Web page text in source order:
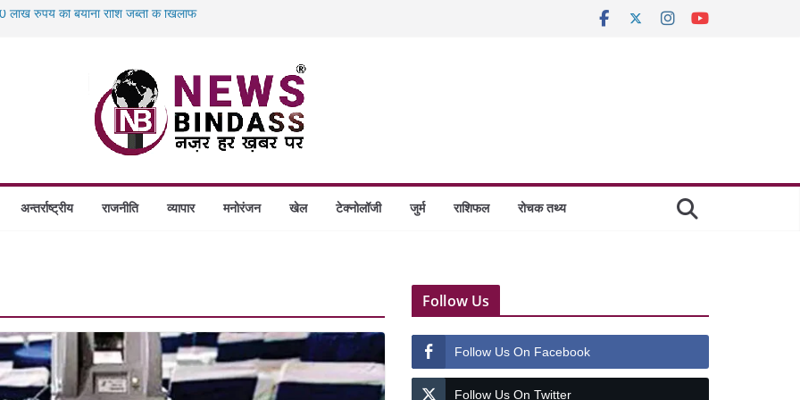
लाख रुपये की बयाना राशि जब्ती के खिलाफ
होंगे स्थापित, हर विकासखंड के 10 उत्कृष्ट गोठानों
का बड़ा एक्शन: 13 म्यूल बैंक खाताधारक गिरफ्तार
अन्तर्राष्ट्रीय राजनीति व्यापार मनोरंजन खेल टेक्नोलॉजी जुर्म राशिफल रोचक तथ्य
Follow Us
Follow Us On Facebook
Follow Us On Twitter